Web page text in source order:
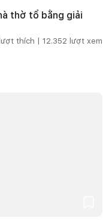
thờ tổ bằng giải
lượt thích | 12.352 lượt xem